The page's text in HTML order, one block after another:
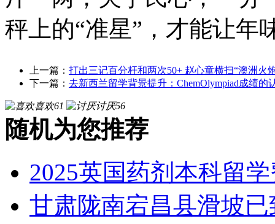
秤上的“准星”，才能让年
上一篇： 打出三记百分杆和两次50+ 赵心童横扫“澳洲火
下一篇： 去新西兰留学背景提升：ChemOlympiad成绩的
喜欢61 讨厌56
随机为您推荐
2025英国药剂本科留
甘肃陇南宕昌县滑坡